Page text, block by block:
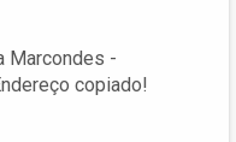
Marcondes -
copiado!